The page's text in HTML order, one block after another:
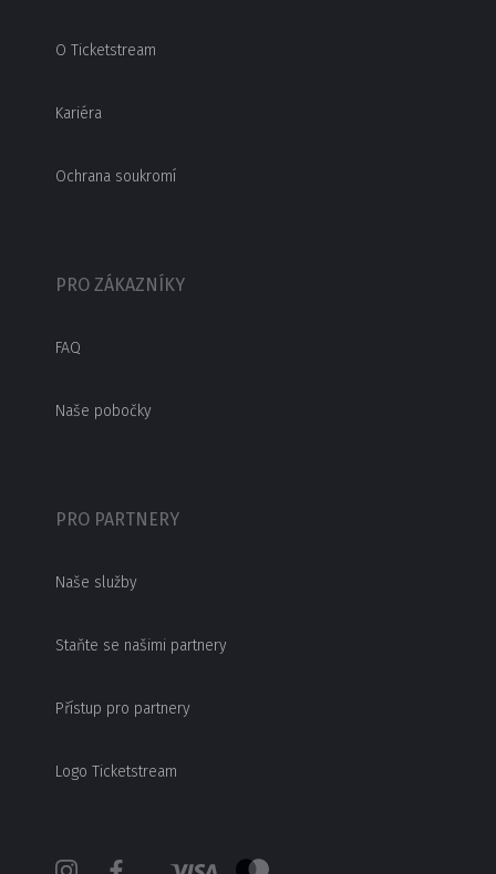
O Ticketstream
Kariéra
Ochrana soukromí
PRO ZÁKAZNÍKY
FAQ
Naše pobočky
PRO PARTNERY
Naše služby
Staňte se našimi partnery
Přístup pro partnery
Logo Ticketstream